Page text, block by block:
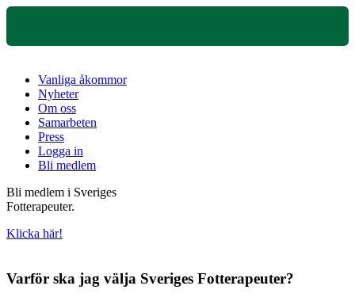
Vanliga åkommor
Nyheter
Om oss
Samarbeten
Press
Logga in
Bli medlem
Bli medlem i Sveriges
Fotterapeuter.
Klicka här!
Varför ska jag välja Sveriges Fotterapeuter?